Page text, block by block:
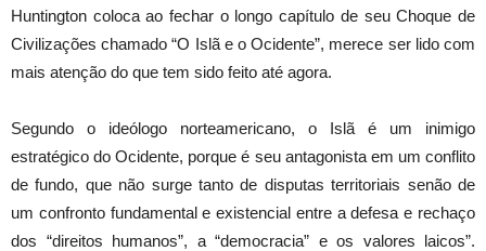
Huntington coloca ao fechar o longo capítulo de seu Choque de
Civilizações chamado “O Islã e o Ocidente”, merece ser lido com
mais atenção do que tem sido feito até agora.
Segundo o ideólogo norteamericano, o Islã é um inimigo
estratégico do Ocidente, porque é seu antagonista em um conflito
de fundo, que não surge tanto de disputas territoriais senão de
um confronto fundamental e existencial entre a defesa e rechaço
dos “direitos humanos”, a “democracia” e os valores laicos”.